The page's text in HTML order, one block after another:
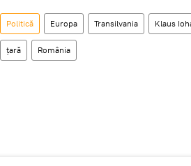
Politică Europa Transilvania Klaus
țară România